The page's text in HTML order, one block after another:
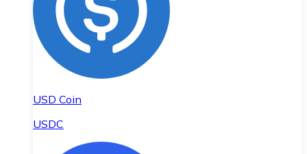
USD Coin
USDC